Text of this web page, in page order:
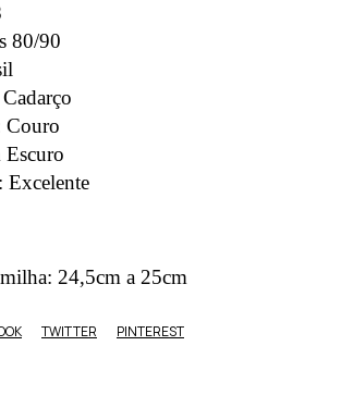
80/90
Couro
Excelente
24,5cm a 25cm
TWITTER PINTEREST